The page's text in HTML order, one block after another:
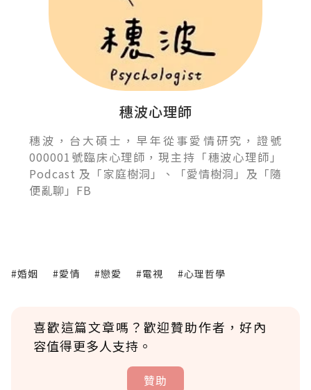
穗波心理師
穗波，台大碩士，早年從事愛情研究，證號
000001號臨床心理師，現主持「穗波心理師」
Podcast 及「家庭樹洞」、「愛情樹洞」及「隨
便亂聊」FB
#婚姻 #愛情 #戀愛 #電視 #心理哲學
喜歡這篇文章嗎？歡迎贊助作者，好內
容值得更多人支持。
贊助